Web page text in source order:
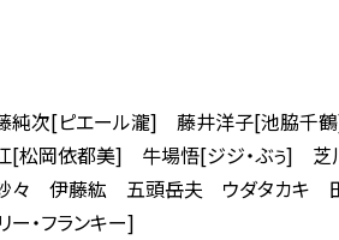
純次[ピエール瀧] 藤井洋子[池脇
[松岡依都美] 牛場悟[ジジ・ぶぅ]
々 伊藤紘 五頭岳夫 ウダタカキ
・フランキー]